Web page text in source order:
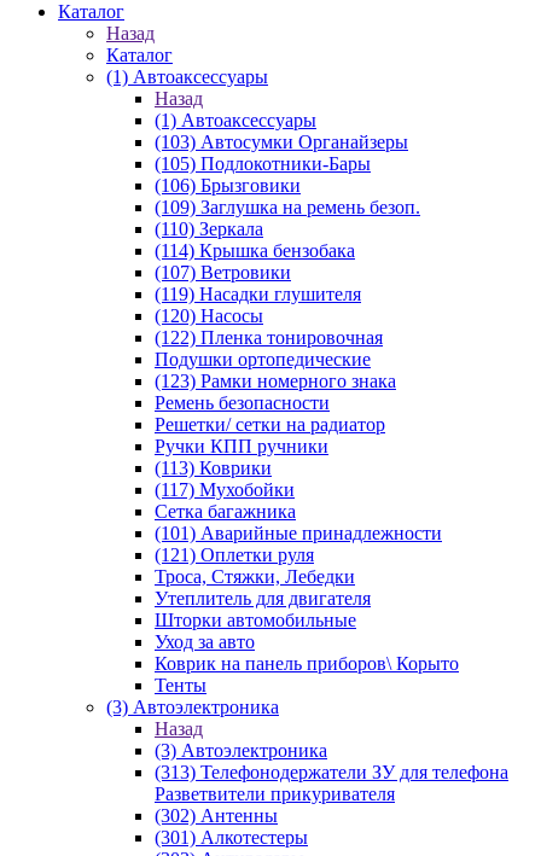
Каталог
Назад
Каталог
(1) Автоаксессуары
Назад
(1) Автоаксессуары
(103) Автосумки Органайзеры
(105) Подлокотники-Бары
(106) Брызговики
(109) Заглушка на ремень безоп.
(110) Зеркала
(114) Крышка бензобака
(107) Ветровики
(119) Насадки глушителя
(120) Насосы
(122) Пленка тонировочная
Подушки ортопедические
(123) Рамки номерного знака
Ремень безопасности
Решетки/ сетки на радиатор
Ручки КПП ручники
(113) Коврики
(117) Мухобойки
Сетка багажника
(101) Аварийные принадлежности
(121) Оплетки руля
Троса, Стяжки, Лебедки
Утеплитель для двигателя
Шторки автомобильные
Уход за авто
Коврик на панель приборов\ Корыто
Тенты
(3) Автоэлектроника
Назад
(3) Автоэлектроника
(313) Телефонодержатели ЗУ для телефона
Разветвители прикуривателя
(302) Антенны
(301) Алкотестеры